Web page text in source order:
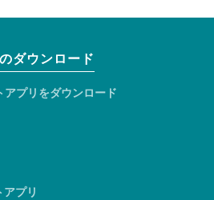
ダウンロード
アプリをダウンロード
プリ